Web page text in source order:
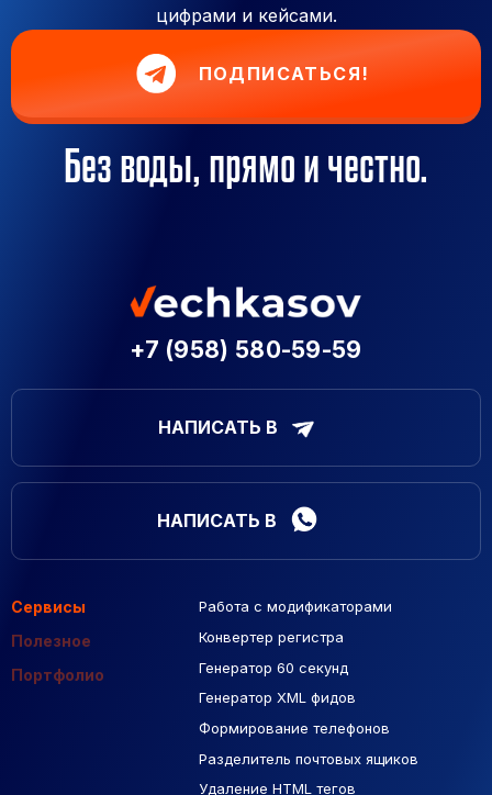
цифрами и кейсами.
ПОДПИСАТЬСЯ!
Без воды, прямо и честно.
+7 (958) 580-59-59
НАПИСАТЬ В
НАПИСАТЬ В
Сервисы
Полезное
Портфолио
Работа с модификаторами
Конвертер регистра
Генератор 60 секунд
Генератор XML фидов
Формирование телефонов
Разделитель почтовых ящиков
Удаление HTML тегов
Подборка сайтов
Макеты Figma
База Яндекс Карты
РСЯ площадки
Созданные сайты
Контекстная реклама